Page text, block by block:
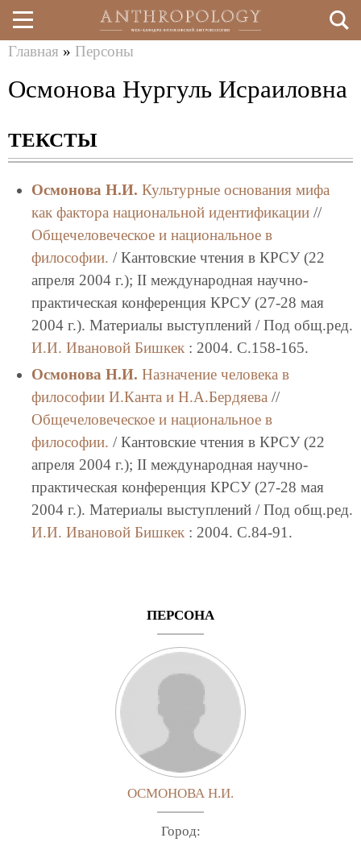
Перейти
к
содержанию
здесь
Главная » Персоны
Осмонова Нургуль Исраиловна
ТЕКСТЫ
Осмонова Н.И. Культурные основания мифа
как фактора национальной идентификации//
Общечеловеческое и национальное в
философии. / Кантовские чтения в КРСУ (22
апреля 2004 г.); II международная научно-
практическая конференция КРСУ (27-28 мая
2004 г.). Материалы выступлений / Под общ.ред.
И.И. Ивановой Бишкек: 2004. C.158-165.
Осмонова Н.И. Назначение человека в
философии И.Канта и Н.А.Бердяева//
Общечеловеческое и национальное в
философии. / Кантовские чтения в КРСУ (22
апреля 2004 г.); II международная научно-
практическая конференция КРСУ (27-28 мая
2004 г.). Материалы выступлений / Под общ.ред.
И.И. Ивановой Бишкек: 2004. C.84-91.
ПЕРСОНА
ОСМОНОВА Н.И.
Город: